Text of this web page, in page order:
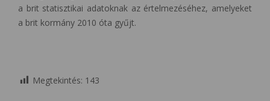
a brit statisztikai adatoknak az értelmezéséhez, amelyeket
a brit kormány 2010 óta gyűjt.
Megtekintés: 143